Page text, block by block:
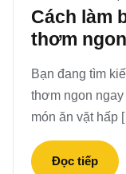
Cách làm
thơm
Bạn đang tìm
thơm ngon
món ăn vặt hấp
Đọc tiếp